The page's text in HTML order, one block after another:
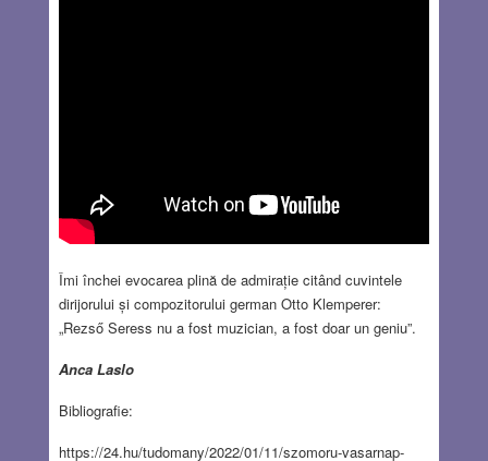
Îmi închei evocarea plină de admirație citând cuvintele
dirijorului și compozitorului german Otto Klemperer:
„Rezső Seress nu a fost muzician, a fost doar un geniu”.
Anca Laslo
Bibliografie:
https://24.hu/tudomany/2022/01/11/szomoru-vasarnap-